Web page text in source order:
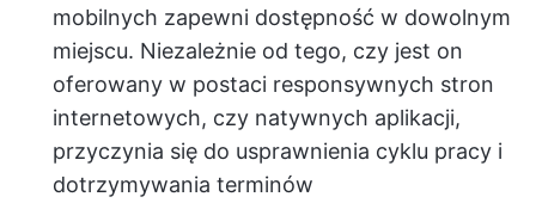
mobilnych zapewni dostępność w dowolnym
miejscu. Niezależnie od tego, czy jest on
oferowany w postaci responsywnych stron
internetowych, czy natywnych aplikacji,
przyczynia się do usprawnienia cyklu pracy i
dotrzymywania terminów